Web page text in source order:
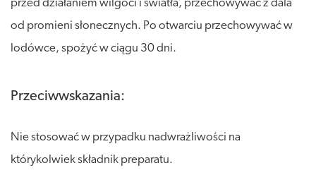
przed działaniem wilgoci i światła, przechowywać z dala
od promieni słonecznych. Po otwarciu przechowywać w
lodówce, spożyć w ciągu 30 dni.
Przeciwwskazania:
Nie stosować w przypadku nadwrażliwości na
którykolwiek składnik preparatu.